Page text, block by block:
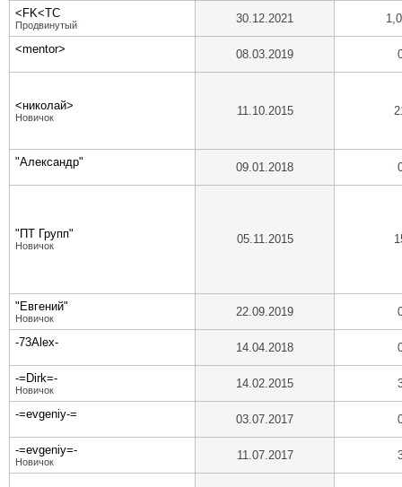
<FK<TC
Продвинутый 30.12.2021
<mentor> 08.03.2019
<николай>
Новичок 11.10.2015
"Александр" 09.01.2018
"ПТ Групп"
Новичок 05.11.2015
"Евгений"
Новичок 22.09.2019
-73Alex- 14.04.2018
-=Dirk=-
Новичок 14.02.2015
-=evgeniy-= 03.07.2017
-=evgeniy=-
Новичок 11.07.2017